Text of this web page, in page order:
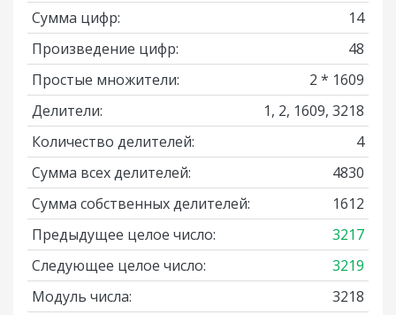
Сумма цифр:
14
Произведение цифр:
48
Простые множители:
2 * 1609
Делители:
1, 2, 1609, 3218
Количество делителей:
4
Сумма всех делителей:
4830
Сумма собственных делителей:
1612
Предыдущее целое число:
3217
Следующее целое число:
3219
Модуль числа:
3218